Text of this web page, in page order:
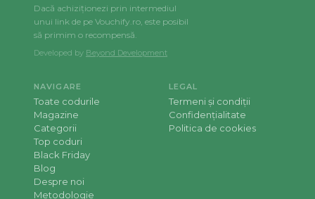
Dacă achiziționezi prin intermediul
unui link de pe Vouchify.ro, este posibil
să primim o recompensă.
Developed by Beyond Development
NAVIGARE
Toate codurile
Magazine
Categorii
Top coduri
Black Friday
Blog
Despre noi
Metodologie
LEGAL
Termeni și condiții
Confidențialitate
Politica de cookies